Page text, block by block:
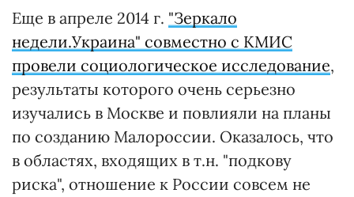
Еще в апреле 2014 г. "Зеркало
недели.Украина" совместно с КМИС
провели социологическое исследование,
результаты которого очень серьезно
изучались в Москве и повлияли на планы
по созданию Малороссии. Оказалось, что
в областях, входящих в т.н. "подкову
риска", отношение к России совсем не